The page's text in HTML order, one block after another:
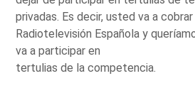
privadas. Es decir, usted va a
Radiotelevisión Española y
va a participar en
tertulias de la competencia.